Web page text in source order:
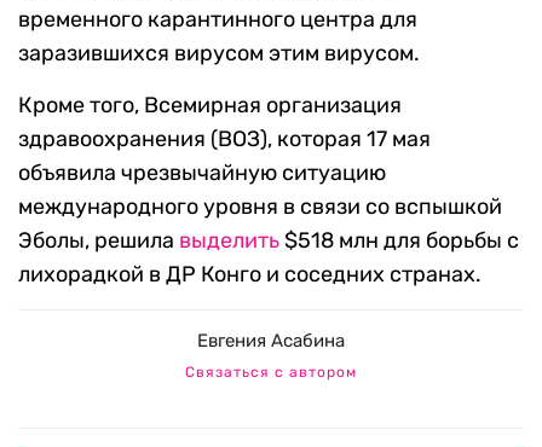
временного карантинного центра для
заразившихся вирусом этим вирусом.
Кроме того, Всемирная организация
здравоохранения (ВОЗ), которая 17 мая
объявила чрезвычайную ситуацию
международного уровня в связи со вспышкой
Эболы, решила выделить$518 млн для борьбы с
лихорадкой в ДР Конго и соседних странах.
Евгения Асабина
Связаться с автором